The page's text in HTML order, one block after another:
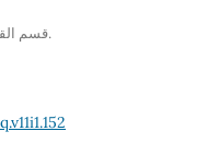
قسم القانون العام، كلية القانون، جامعة بنغازي، ليبيا.